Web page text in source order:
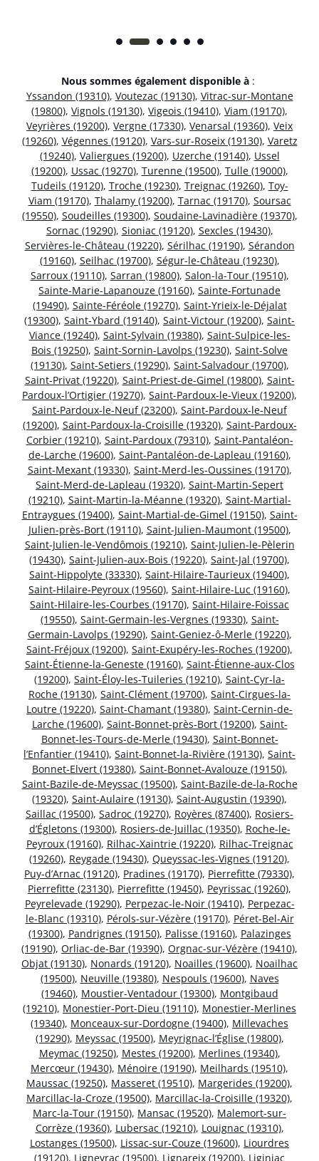
Nous sommes également disponible à :
Yssandon (19310), Voutezac (19130), Vitrac-sur-Montane
(19800), Vignols (19130), Vigeois (19410), Viam (19170),
Veyrières (19200), Vergne (17330), Venarsal (19360), Veix
(19260), Végennes (19120), Vars-sur-Roseix (19130), Varetz
(19240), Valiergues (19200), Uzerche (19140), Ussel
(19200), Ussac (19270), Turenne (19500), Tulle (19000),
Tudeils (19120), Troche (19230), Treignac (19260), Toy-
Viam (19170), Thalamy (19200), Tarnac (19170), Soursac
(19550), Soudeilles (19300), Soudaine-Lavinadière (19370),
Sornac (19290), Sioniac (19120), Sexcles (19430),
Servières-le-Château (19220), Sérilhac (19190), Sérandon
(19160), Seilhac (19700), Ségur-le-Château (19230),
Sarroux (19110), Sarran (19800), Salon-la-Tour (19510),
Sainte-Marie-Lapanouze (19160), Sainte-Fortunade
(19490), Sainte-Féréole (19270), Saint-Yrieix-le-Déjalat
(19300), Saint-Ybard (19140), Saint-Victour (19200), Saint-
Viance (19240), Saint-Sylvain (19380), Saint-Sulpice-les-
Bois (19250), Saint-Sornin-Lavolps (19230), Saint-Solve
(19130), Saint-Setiers (19290), Saint-Salvadour (19700),
Saint-Privat (19220), Saint-Priest-de-Gimel (19800), Saint-
Pardoux-l’Ortigier (19270), Saint-Pardoux-le-Vieux (19200),
Saint-Pardoux-le-Neuf (23200), Saint-Pardoux-le-Neuf
(19200), Saint-Pardoux-la-Croisille (19320), Saint-Pardoux-
Corbier (19210), Saint-Pardoux (79310), Saint-Pantaléon-
de-Larche (19600), Saint-Pantaléon-de-Lapleau (19160),
Saint-Mexant (19330), Saint-Merd-les-Oussines (19170),
Saint-Merd-de-Lapleau (19320), Saint-Martin-Sepert
(19210), Saint-Martin-la-Méanne (19320), Saint-Martial-
Entraygues (19400), Saint-Martial-de-Gimel (19150), Saint-
Julien-près-Bort (19110), Saint-Julien-Maumont (19500),
Saint-Julien-le-Vendômois (19210), Saint-Julien-le-Pèlerin
(19430), Saint-Julien-aux-Bois (19220), Saint-Jal (19700),
Saint-Hippolyte (33330), Saint-Hilaire-Taurieux (19400),
Saint-Hilaire-Peyroux (19560), Saint-Hilaire-Luc (19160),
Saint-Hilaire-les-Courbes (19170), Saint-Hilaire-Foissac
(19550), Saint-Germain-les-Vergnes (19330), Saint-
Germain-Lavolps (19290), Saint-Geniez-ô-Merle (19220),
Saint-Fréjoux (19200), Saint-Exupéry-les-Roches (19200),
Saint-Étienne-la-Geneste (19160), Saint-Étienne-aux-Clos
(19200), Saint-Éloy-les-Tuileries (19210), Saint-Cyr-la-
Roche (19130), Saint-Clément (19700), Saint-Cirgues-la-
Loutre (19220), Saint-Chamant (19380), Saint-Cernin-de-
Larche (19600), Saint-Bonnet-près-Bort (19200), Saint-
Bonnet-les-Tours-de-Merle (19430), Saint-Bonnet-
l’Enfantier (19410), Saint-Bonnet-la-Rivière (19130), Saint-
Bonnet-Elvert (19380), Saint-Bonnet-Avalouze (19150),
Saint-Bazile-de-Meyssac (19500), Saint-Bazile-de-la-Roche
(19320), Saint-Aulaire (19130), Saint-Augustin (19390),
Saillac (19500), Sadroc (19270), Royères (87400), Rosiers-
d’Égletons (19300), Rosiers-de-Juillac (19350), Roche-le-
Peyroux (19160), Rilhac-Xaintrie (19220), Rilhac-Treignac
(19260), Reygade (19430), Queyssac-les-Vignes (19120),
Puy-d’Arnac (19120), Pradines (19170), Pierrefitte (79330),
Pierrefitte (23130), Pierrefitte (19450), Peyrissac (19260),
Peyrelevade (19290), Perpezac-le-Noir (19410), Perpezac-
le-Blanc (19310), Pérols-sur-Vézère (19170), Péret-Bel-Air
(19300), Pandrignes (19150), Palisse (19160), Palazinges
(19190), Orliac-de-Bar (19390), Orgnac-sur-Vézère (19410),
Objat (19130), Nonards (19120), Noailles (19600), Noailhac
(19500), Neuville (19380), Nespouls (19600), Naves
(19460), Moustier-Ventadour (19300), Montgibaud
(19210), Monestier-Port-Dieu (19110), Monestier-Merlines
(19340), Monceaux-sur-Dordogne (19400), Millevaches
(19290), Meyssac (19500), Meyrignac-l’Église (19800),
Meymac (19250), Mestes (19200), Merlines (19340),
Mercœur (19430), Ménoire (19190), Meilhards (19510),
Maussac (19250), Masseret (19510), Margerides (19200),
Marcillac-la-Croze (19500), Marcillac-la-Croisille (19320),
Marc-la-Tour (19150), Mansac (19520), Malemort-sur-
Corrèze (19360), Lubersac (19210), Louignac (19310),
Lostanges (19500), Lissac-sur-Couze (19600), Liourdres
(19120), Ligneyrac (19500), Lignareix (19200), Liginiac